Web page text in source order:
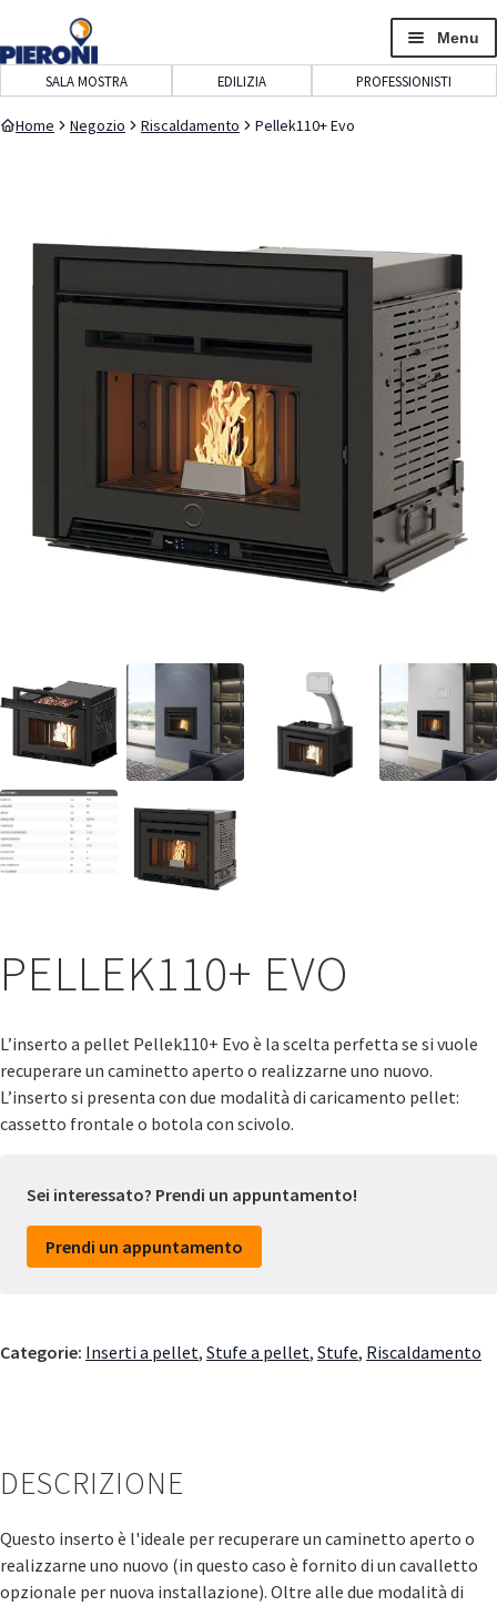
navigazione
contenuto
Menu
SALA MOSTRA EDILIZIA PROFESSIONISTI
Home Negozio Riscaldamento Pellek110+ Evo
PELLEK110+ EVO
L’inserto a pellet Pellek110+ Evo è la scelta perfetta se si vuole
recuperare un caminetto aperto o realizzarne uno nuovo.
L’inserto si presenta con due modalità di caricamento pellet:
cassetto frontale o botola con scivolo.
Sei interessato? Prendi un appuntamento!
Prendi un appuntamento
Categorie: Inserti a pellet, Stufe a pellet, Stufe, Riscaldamento
DESCRIZIONE
Questo inserto è l'ideale per recuperare un caminetto aperto o
realizzarne uno nuovo (in questo caso è fornito di un cavalletto
opzionale per nuova installazione). Oltre alle due modalità di